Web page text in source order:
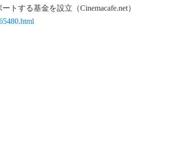
トする基金を設立（Cinemacafe.net）